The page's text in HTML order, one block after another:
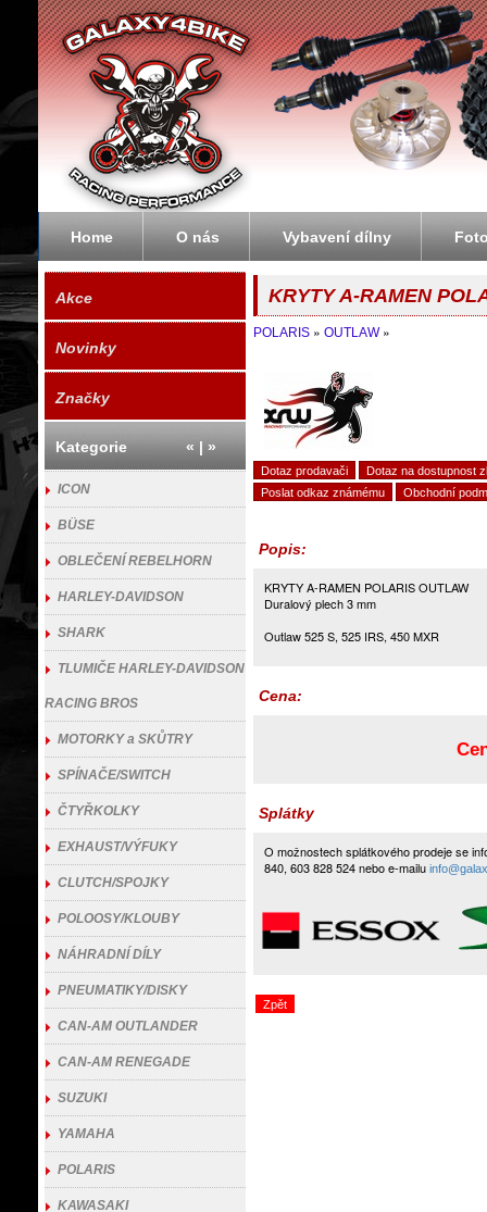
Galaxybike.cz - motorky, čtyřkolky,
KRYTY A-RAMEN
POLARIS» OUTLAW»
Dotaz prodavači
Dotaz na dostupnost
Poslat odkaz známému
Obchodní
Popis:
KRYTY A-RAMEN POLARIS OUTLAW
Duralový plech 3 mm
Outlaw 525 S, 525 IRS, 450 MXR
Cena:
Splátky
O možnostech splátkového prodeje se
840, 603 828 524 nebo e-mailu
Zpět
Akce
Novinky
Značky
Kategorie « | »
ICON
BÜSE
OBLEČENÍ REBELHORN
HARLEY-DAVIDSON
SHARK
TLUMIČE HARLEY-DAVIDSON
RACING BROS
MOTORKY a SKŮTRY
SPÍNAČE/SWITCH
ČTYŘKOLKY
EXHAUST/VÝFUKY
CLUTCH/SPOJKY
POLOOSY/KLOUBY
NÁHRADNÍ DÍLY
PNEUMATIKY/DISKY
CAN-AM OUTLANDER
CAN-AM RENEGADE
SUZUKI
YAMAHA
POLARIS
KAWASAKI
Home O nás Vybavení dílny